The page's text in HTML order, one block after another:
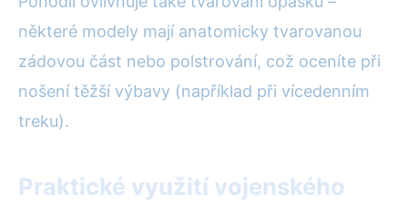
některé modely mají anatomicky tvarovanou
zádovou část nebo polstrování, což oceníte při
nošení těžší výbavy (například při vícedenním
treku).
Praktické využití vojenského